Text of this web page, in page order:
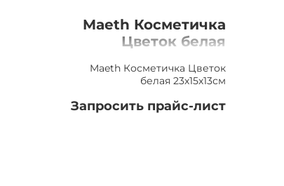
Maeth Косметичка
Цветок белая
Maeth Косметичка Цветок
белая 23х15х13см
Запросить прайс-лист